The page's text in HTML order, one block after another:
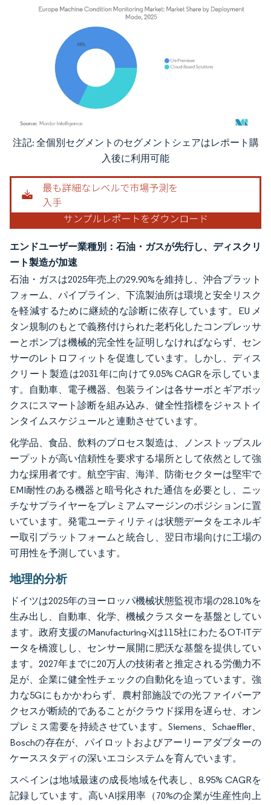
画像 © Mordor Intelligence。再利用にはCC BY 4.0の表示が必要です。
注記: 全個別セグメントのセグメントシェアはレポート購
入後に利用可能
エンドユーザー業種別：石油・ガスが先行し、ディスクリ
ート製造が加速
石油・ガスは2025年売上の29.90%を維持し、沖合プラット
フォーム、パイプライン、下流製油所は環境と安全リスク
を軽減するために継続的な診断に依存しています。EU メ
タン規制のもとで義務付けられた老朽化したコンプレッサ
ーとポンプは機械的完全性を証明しなければならず、セン
サーのレトロフィットを促進しています。しかし、ディス
クリート製造は2031年に向けて9.05% CAGRを示していま
す。自動車、電子機器、包装ラインは各サーボとギアボッ
クスにスマート診断を組み込み、健全性指標をジャストイ
ンタイムスケジュールと連動させています。
化学品、食品、飲料のプロセス製造は、ノンストップスル
ープットが高い信頼性を要求する場所として依然として強
力な採用者です。航空宇宙、海洋、防衛セクターは堅牢で
EMI耐性のある機器と暗号化された通信を必要とし、ニッ
チなサプライヤーをプレミアムマージンのポジションに置
いています。発電ユーティリティは状態データをエネルギ
ー取引プラットフォームと統合し、翌日市場向けに工場の
可用性を予測しています。
地理的分析
ドイツは2025年のヨーロッパ機械状態監視市場の28.10%を
生み出し、自動車、化学、機械クラスターを基盤としてい
ます。政府支援のManufacturing-Xは115社にわたるOT-ITデ
ータを橋渡しし、センサー展開に肥沃な基盤を提供してい
ます。2027年までに20万人の技術者と推定される労働力不
足が、企業に健全性チェックの自動化を迫っています。強
力な5Gにもかかわらず、農村部施設での光ファイバーア
クセスが断続的であることがクラウド採用を遅らせ、オン
プレミス需要を持続させています。Siemens、Schaeffler、
Boschの存在が、パイロットおよびアーリーアダプターの
ケーススタディの深いエコシステムを育んでいます。
スペインは地域最速の成長地域を代表し、8.95% CAGRを
記録しています。高いAI採用率（70%の企業が生産性向上